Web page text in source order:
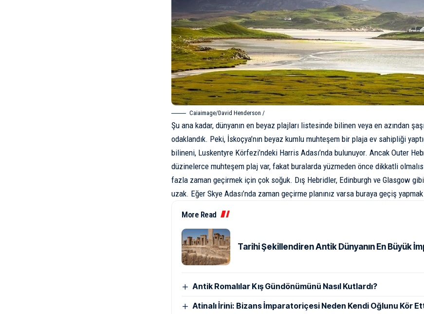
Caiaimage/David Henderson /
Şu ana kadar, dünyanın en beyaz plajları listesinde bilinen veya en azından
odaklandık. Peki, İskoçya’nın beyaz kumlu muhteşem bir plaja ev sahipliği
bilineni, Luskentyre Körfezi’ndeki Harris Adası’nda bulunuyor. Ancak Outer
düzinelerce muhteşem plaj var, fakat buralarda yüzmeden önce dikkatli
fazla zaman geçirmek için çok soğuk. Dış Hebridler, Edinburgh ve Glasgow
uzak. Eğer Skye Adası’nda zaman geçirme planınız varsa buraya geçiş
More Read
Tarihi Şekillendiren Antik Dünyanın En Büyük
Antik Romalılar Kış Gündönümünü Nasıl Kutlardı?
Atinalı İrini: Bizans İmparatoriçesi Neden Kendi Oğlunu Kör